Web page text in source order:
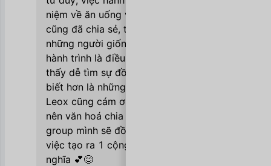
niệm về ăn uống và sức khoẻ. Như bạn
cũng đã chia sẻ, thực ra được kết nối với
những người giống mình và cùng chung 1
hành trình là điều hạnh phúc. Đôi khi còn
thấy dễ tìm sự đồng cảm từ 1 ng ko quen
biết hơn là những ng vẫn gặp hàng ngày.
Leox cũng cám ơn bạn vì đã góp phần tạo
nên văn hoá chia sẻ của group. Mong là
group mình sẽ đồng hành cùng nhau trong
việc tạo ra 1 cộng đồng chất lượng và ý
nghĩa 💕😊